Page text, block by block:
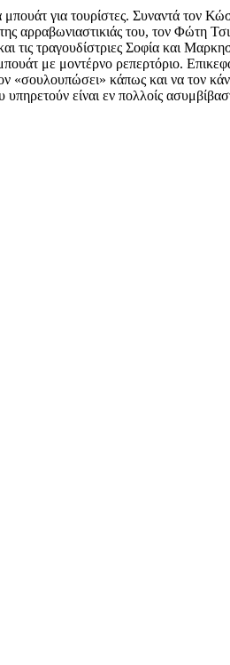
μπουάτ για τουρίστες. Συναντά τον
αρραβωνιαστικιάς του, τον Φώτη
τραγουδίστριες Σοφία και
με μοντέρνο ρεπερτόριο.
«σουλουπώσει» κάπως και να τον
είναι εν πολλοίς